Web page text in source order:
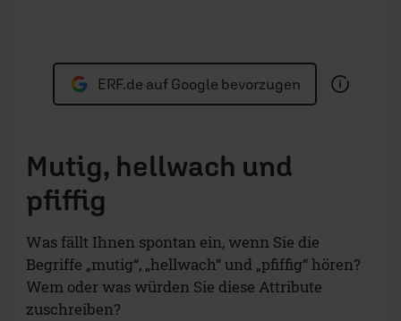
ERF.de auf Google bevorzugen
Mutig, hellwach und
pfiffig
Was fällt Ihnen spontan ein, wenn Sie die
Begriffe „mutig“, „hellwach“ und „pfiffig“ hören?
Wem oder was würden Sie diese Attribute
zuschreiben?